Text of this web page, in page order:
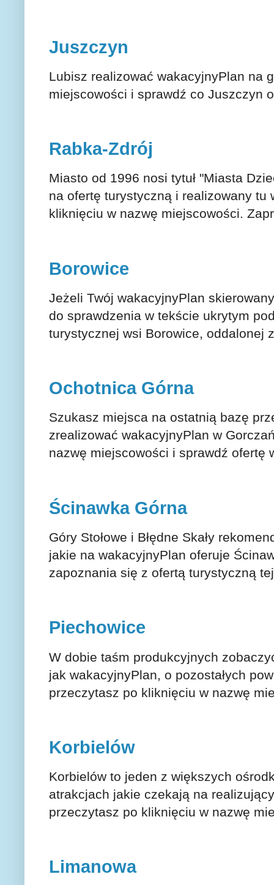
Juszczyn
Lubisz realizować wakacyjnyPlan na
miejscowości i sprawdź co Juszczyn
Rabka-Zdrój
Miasto od 1996 nosi tytuł "Miasta
na ofertę turystyczną i realizowany tu
kliknięciu w nazwę miejscowości.
Borowice
Jeżeli Twój wakacyjnyPlan
do sprawdzenia w tekście ukrytym
turystycznej wsi Borowice, oddalonej
Ochotnica Górna
Szukasz miejsca na ostatnią bazę
zrealizować wakacyjnyPlan w
nazwę miejscowości i sprawdź ofertę
Ścinawka Górna
Góry Stołowe i Błędne Skały
jakie na wakacyjnyPlan oferuje
zapoznania się z ofertą turystyczną
Piechowice
W dobie taśm produkcyjnych
jak wakacyjnyPlan, o pozostałych
przeczytasz po kliknięciu w nazwę
Korbielów
Korbielów to jeden z większych
atrakcjach jakie czekają na
przeczytasz po kliknięciu w nazwę
Limanowa